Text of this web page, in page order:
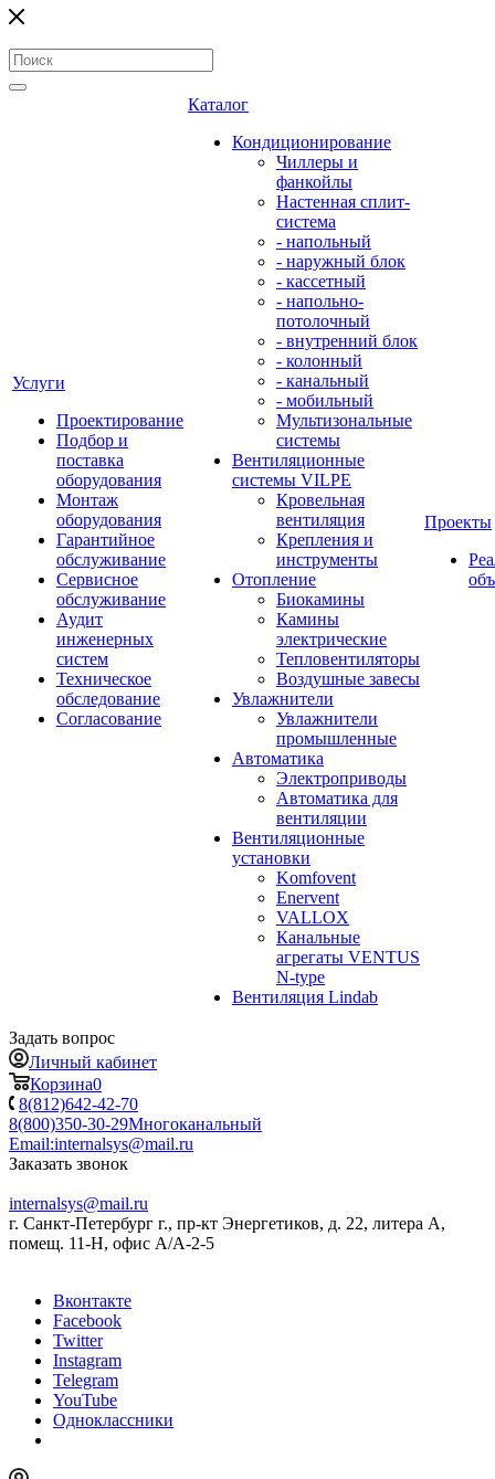
Услуги
Проектирование
Подбор и
поставка
оборудования
Монтаж
оборудования
Гарантийное
обслуживание
Сервисное
обслуживание
Аудит
инженерных
систем
Техническое
обследование
Согласование
Каталог
Кондиционирование
Чиллеры и
фанкойлы
Настенная сплит-
система
- напольный
- наружный блок
- кассетный
- напольно-
потолочный
- внутренний блок
- колонный
- канальный
- мобильный
Мультизональные
системы
Вентиляционные
системы VILPE
Кровельная
вентиляция
Крепления и
инструменты
Отопление
Биокамины
Камины
электрические
Тепловентиляторы
Воздушные завесы
Увлажнители
Увлажнители
промышленные
Автоматика
Электроприводы
Автоматика для
вентиляции
Вентиляционные
установки
Komfovent
Enervent
VALLOX
Канальные
агрегаты VENTUS
N-type
Вентиляция Lindab
Проекты
Задать вопрос
Личный кабинет
Корзина0
8(812)642-42-70
8(800)350-30-29Многоканальный
Email:internalsys@mail.ru
Заказать звонок
internalsys@mail.ru
г. Санкт-Петербург г., пр-кт Энергетиков, д. 22, литера А,
помещ. 11-Н, офис А/А-2-5
Вконтакте
Facebook
Twitter
Instagram
Telegram
YouTube
Одноклассники